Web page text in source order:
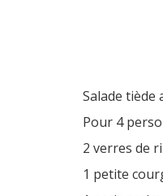
Salade tiède
Pour 4
2 verres de
1 petite